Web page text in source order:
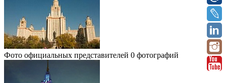
Фото официальных представителей 0 фотографий